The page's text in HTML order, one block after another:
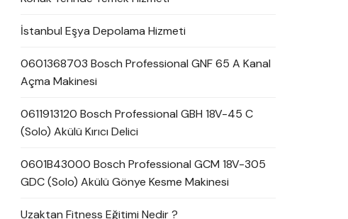
İstanbul Eşya Depolama Hizmeti
0601368703 Bosch Professional GNF 65 A Kanal
Açma Makinesi
0611913120 Bosch Professional GBH 18V-45 C
(Solo) Akülü Kırıcı Delici
0601B43000 Bosch Professional GCM 18V-305
GDC (Solo) Akülü Gönye Kesme Makinesi
Uzaktan Fitness Eğitimi Nedir ?